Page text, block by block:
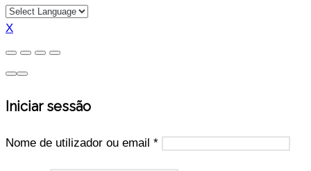
X
Iniciar sessão
Nome de utilizador ou email *